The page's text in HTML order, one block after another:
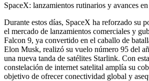
SpaceX: lanzamientos rutinarios y avances
Durante estos días, SpaceX ha reforzado su
el mercado de lanzamientos comerciales y
Falcon 9, ya convertido en el caballo de
Elon Musk, realizó su vuelo número 95 del
una nueva tanda de satélites Starlink. Con
constelación de internet satelital amplía su
objetivo de ofrecer conectividad global y